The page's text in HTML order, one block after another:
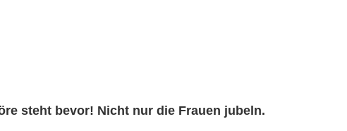
steht bevor! Nicht nur die Frauen jubeln.